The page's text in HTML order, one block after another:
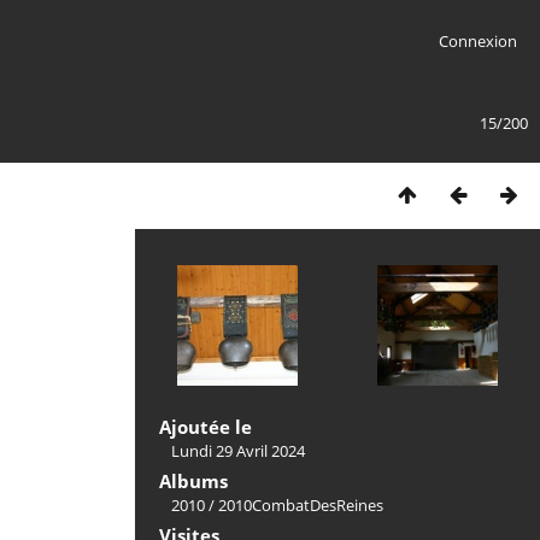
Connexion
15/200
Ajoutée le
Lundi 29 Avril 2024
Albums
2010/2010CombatDesReines
Visites